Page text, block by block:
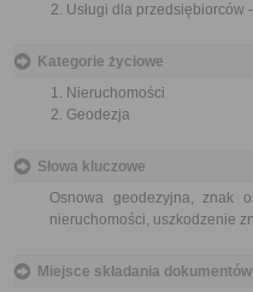
Usługi dla przedsiębiorców
Kategorie życiowe
Nieruchomości
Geodezja
Słowa kluczowe
Osnowa geodezyjna, znak
nieruchomości, uszkodzenie
Miejsce składania dokumentów